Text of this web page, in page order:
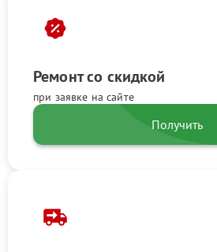
Ремонт со скидкой
при заявке на сайте
Получить